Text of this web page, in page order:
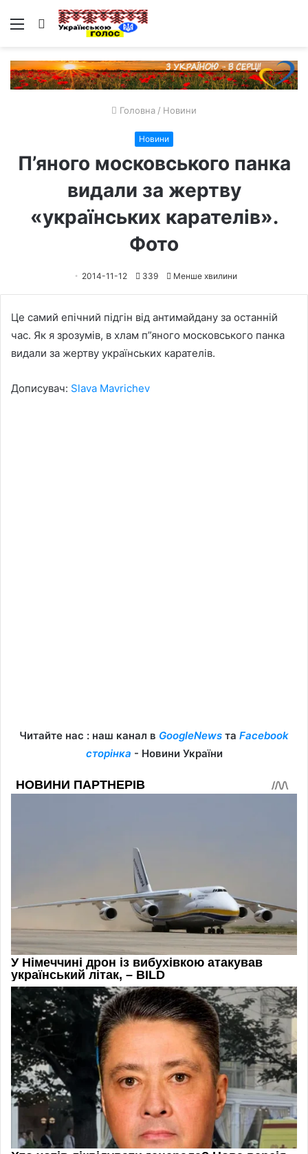
Меню Пошук
Головна / Новини
Новини
П’яного московського панка
видали за жертву
«українських карателів».
Фото
2014-11-12 339 Менше хвилини
Це самий епічний підгін від антимайдану за останній
час. Як я зрозумів, в хлам п”яного московського панка
видали за жертву українських карателів.
Дописувач: Slava Mavrichev
Читайте нас : наш канал в GoogleNews та Facebook
сторінка - Новини України